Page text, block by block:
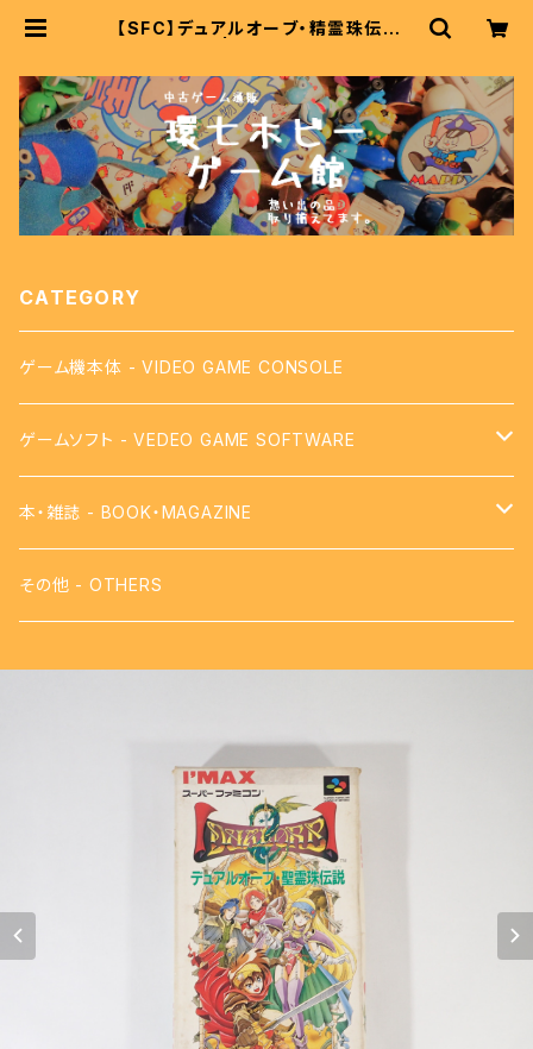
【SFC】デュアルオーブ・精霊珠伝説 -
CATEGORY
ゲーム機本体 - VIDEO GAME CONSOLE
ゲームソフト - VEDEO GAME SOFTWARE
【FC】ファミコン - FAMICOM
【FDS】ディスクシステム - DISK SYSTEM
【GB】ゲームボーイ - GAME BOY
【PS】プレイステーション - PLAY STATION
【NG】ネオジオ - NEOGEO
【MK3】セガ マーク3 - SEGA MARKⅢ
本・雑誌 - BOOK・MAGAZINE
攻略本
その他 - OTHERS